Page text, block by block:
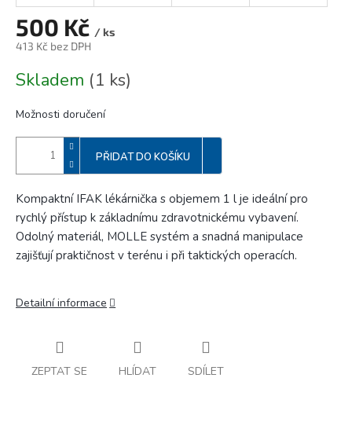
500 Kč / ks
413 Kč bez DPH
cena:
Skladem (1 ks)
Možnosti doručení
PŘIDAT DO KOŠÍKU
Kompaktní IFAK lékárnička s objemem 1 l je ideální pro
rychlý přístup k základnímu zdravotnickému vybavení.
Odolný materiál, MOLLE systém a snadná manipulace
zajišťují praktičnost v terénu i při taktických operacích.
Detailní informace
ZEPTAT SE HLÍDAT SDÍLET